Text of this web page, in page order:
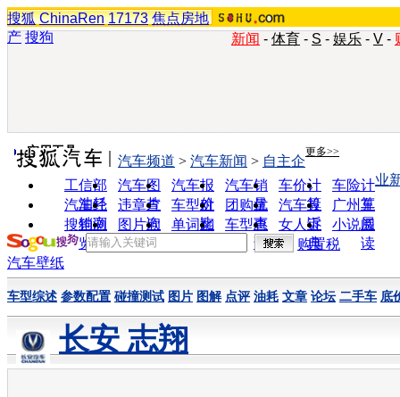
搜狐 ChinaRen 17173 焦点房地
产 搜狗 新闻 - 体育 - S - 娱乐 - V -
实用工具 更多>>
工信部
油耗
汽车图
片
汽车报
价
汽车销
量
车价计
算
车险计
算
汽车经
销商
违章查
询
车型对
比
团购优
惠
汽车投
诉
广州车
展
搜狗浏
览器
图片欣
赏
单词翻
车型查
询
女人宝
典
小说阅
读
汽车频道 > 汽车新闻 > 自主企
业
购置税
汽车壁纸
车型综述 参数配置 碰撞测试 图片 图解 点评 油耗 文章 论坛 二手车 底
长安 志翔